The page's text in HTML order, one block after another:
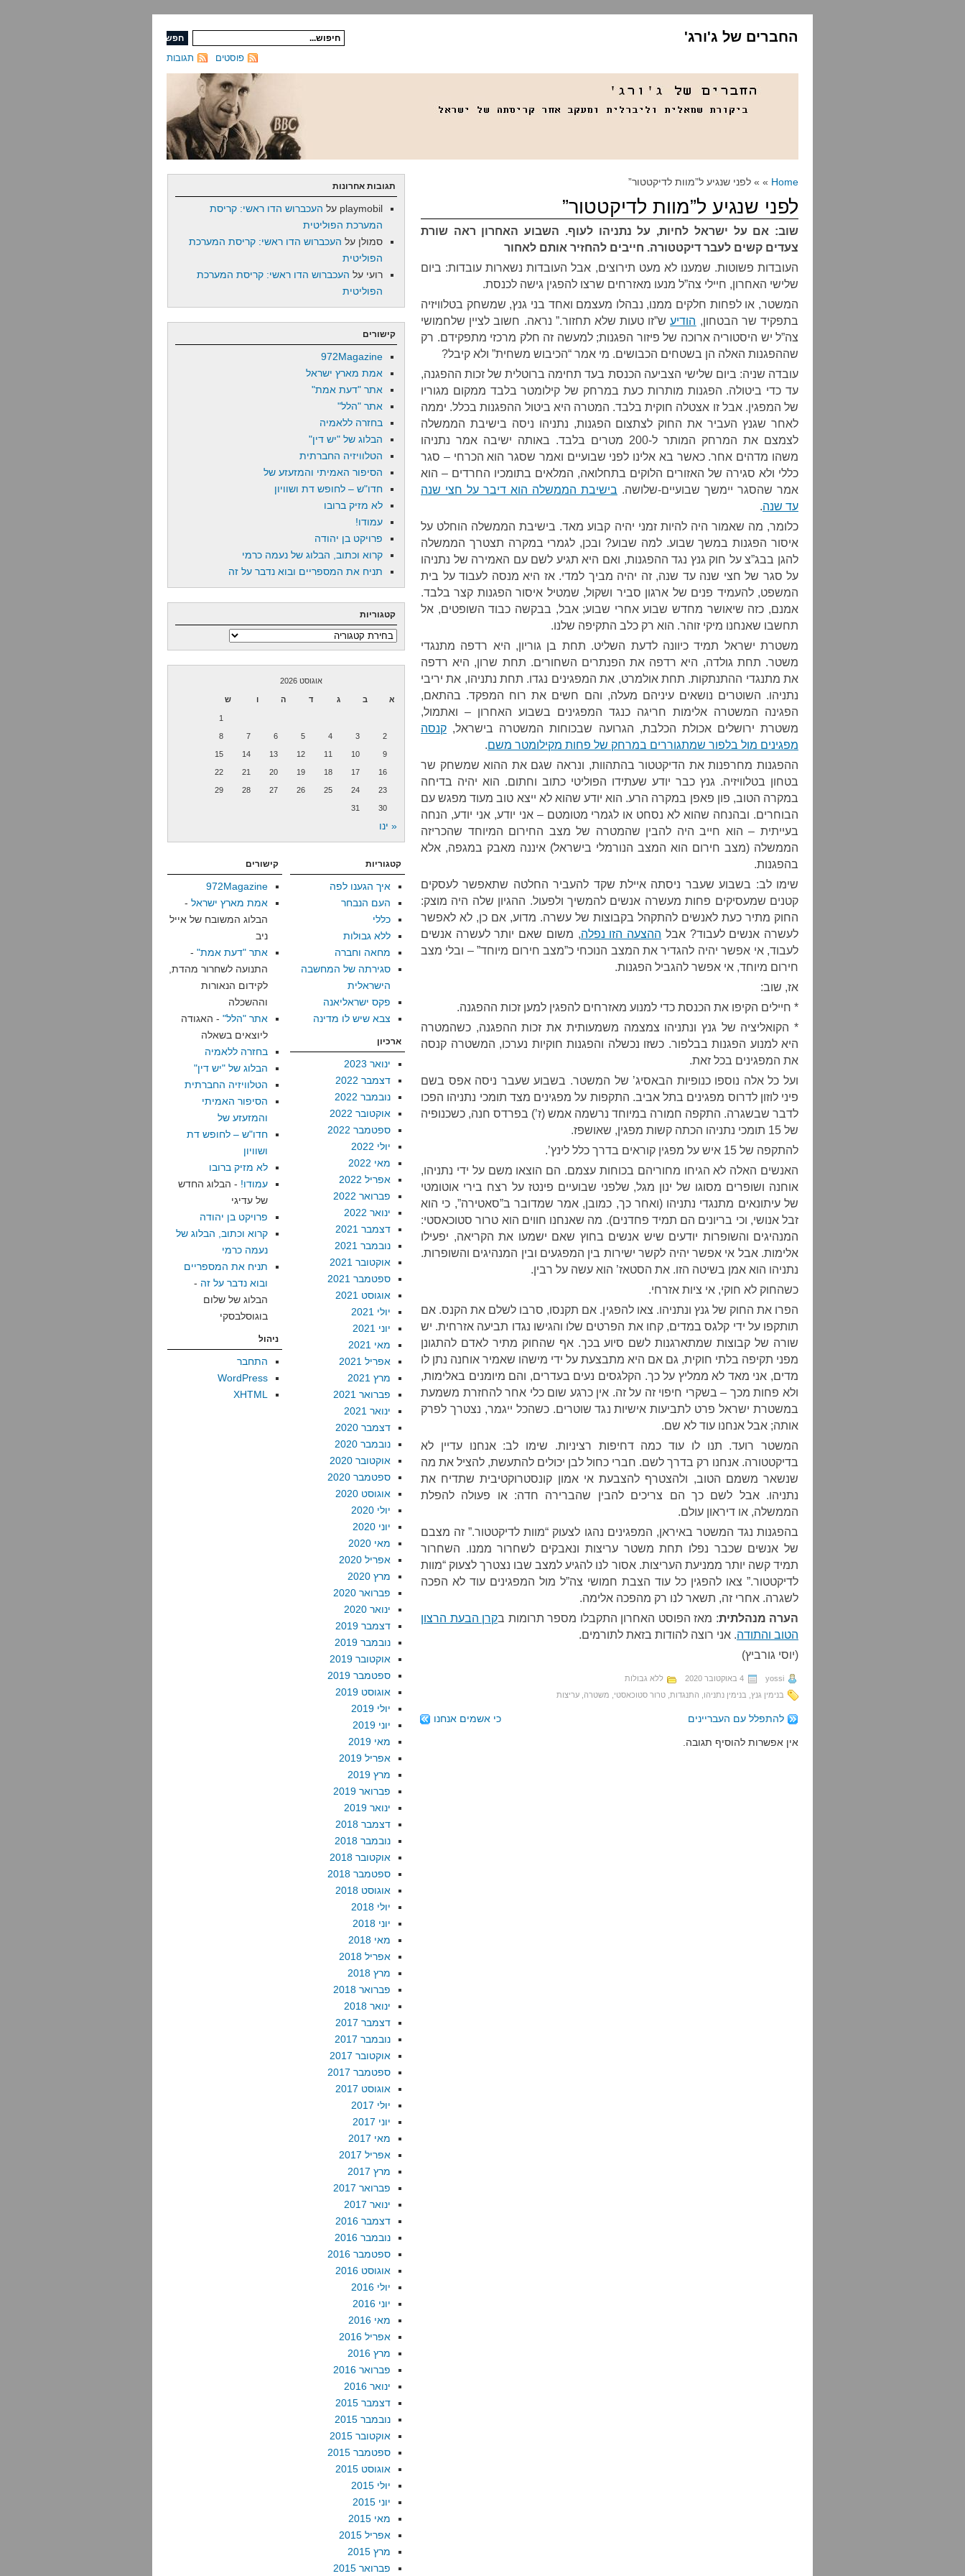
החברים של ג'ורג'
תגובות פוסטים
Home » » לפני שנגיע ל”מוות לדיקטטור”
לפני שנגיע ל”מוות לדיקטטור”
שוב: אם על ישראל לחיות, על נתניהו לעוף. השבוע האחרון ראה שורת
צעדים קשים לעבר דיקטטורה. חייבים להחזיר אותם לאחור
העובדות פשוטות. שמענו לא מעט תירוצים, אבל העובדות נשארות עובדות: ביום
שלישי האחרון, חיילי צה”ל מנעו מאזרחים שרצו להפגין גישה לכנסת.
המשטר, או לפחות חלקים ממנו, נבהלו מעצמם ואחד בני גנץ, שמשחק בטלוויזיה
בתפקיד שר הבטחון, הודיעש”זו טעות שלא תחזור.” נראה. חשוב לציין שלחמושי
צה”ל יש היסטוריה ארוכה של פיזור הפגנות; למעשה זה חלק מרכזי מתפקידם. רק
שההפגנות האלה הן בשטחים הכבושים. מי אמר “הכיבוש משחית” ולא קיבל?
עובדה שניה: ביום שלישי הצביעה הכנסת בעד תחימה ברוטלית של זכות ההפגנה,
עד כדי ביטולה. הפגנות מותרות כעת במרחק של קילומטר בלבד ממקום מגוריו
של המפגין. אבל זו אצטלה חוקית בלבד. המטרה היא ביטול ההפגנות בכלל. יממה
לאחר שגנץ העביר את החוק לצתצום הפגנות, נתניהו ניסה בישיבת הממשלה
לצמצם את המרחק המותר ל-200 מטרים בלבד. באותה ישיבה אמר נתניהו
משהו מדהים אחר. כאשר בא אלינו לפני שבועיים ואמר שסגר הוא הכרחי – סגר
כללי ולא סגירה של האזורים הלוקים בתחלואה, המלאים בתומכיו החרדים – הוא
אמר שהסגר יימשך שבועיים-שלושה. בישיבת הממשלה הוא דיבר על חצי שנה
עד שנה.
כלומר, מה שאמור היה להיות זמני יהיה קבוע מאד. בישיבת הממשלה הוחלט על
איסור הפגנות במשך שבוע. למה שבוע? ובכן, לגמרי במקרה תצטרך הממשלה
להגן בבג”צ על חוק גנץ נגד ההפגנות, ואם היא תגיע לשם עם האמירה של נתניהו
על סגר של חצי שנה עד שנה, זה יהיה מביך למדי. אז היא מנסה לעבוד על בית
המשפט, להעמיד פנים של ארגון סביר ושקול, שמטיל איסור הפגנות קצר בלבד.
אמנם, כזה שיאושר מחדש שבוע אחרי שבוע; אבל, בבקשה כבוד השופטים, אל
תחשבו שאנחנו מיקי זוהר. הוא רק כלב התקיפה שלנו.
משטרת ישראל תמיד כיוונה לדעת השליט. תחת בן גוריון, היא רדפה מתנגדי
משטר. תחת גולדה, היא רדפה את הפנתרים השחורים. תחת שרון, היא רדפה
את מתנגדי ההתנתקות. תחת אולמרט, את המפגינים נגדו. תחת נתניהו, את יריבי
נתניהו. השוטרים נושאים עיניהם מעלה, והם חשים את רוח המפקד. בהתאם,
הפגינה המשטרה אלימות חריגה כנגד המפגינים בשבוע האחרון – ואתמול,
משטרת ירושלים אכולת הכלבת, הגרועה שבכוחות המשטרה בישראל, קנסה
מפגינים מול בלפור שמתגוררים במרחק של פחות מקילומטר משם.
ההפגנות מחרפנות את הדיקטטור בהתהוות, ונראה שגם את ההוא שמשחק שר
בטחון בטלוויזיה. גנץ כבר יודע שעתידו הפוליטי כתוב וחתום. הוא יהיה בדיחה
במקרה הטוב, פון פאפן במקרה הרע. הוא יודע שהוא לא ייצא טוב מעוד מפגש עם
הבוחרים. ובהנחה שהוא לא נסחט או לגמרי מטומטם – אני יודע, אני יודע, הנחה
בעייתית – הוא חייב היה להבין שהמטרה של מצב החירום המיוחד שהכריזה
הממשלה (מצב חירום הוא המצב הנורמלי בישראל) איננה מאבק במגפה, אלא
בהפגנות.
שימו לב: בשבוע שעבר ניסתה איילת שקד להעביר החלטה שתאפשר לעסקים
קטנים שמעסיקים פחות מעשרה אנשים להמשיך ולפעול. ההגיון שלה היה מוצק:
החוק מתיר כעת לאנשים להתקהל בקבוצות של עשרה. מדוע, אם כן, לא לאפשר
לעשרה אנשים לעבוד? אבל ההצעה הזו נפלה, משום שאם יותר לעשרה אנשים
לעבוד, אי אפשר יהיה להגדיר את המצב הנוכחי כ”מצב חירום מיוחד” – ובלי מצב
חירום מיוחד, אי אפשר להגביל הפגנות.
אז, שוב:
* חיילים הקיפו את הכנסת כדי למנוע מאזרחים להפגין למען זכות ההפגנה.
* הקואליציה של גנץ ונתניהו צמצמה משמעותית את זכות ההפגנה, כשהמטרה
היא למנוע הפגנות בבלפור. כשזו נכשלה והפגנות חוקיות נערכו, המשטרה קנסה
את המפגינים בכל זאת.
ועל כל אלה נוספו כנופיות הבאסיג’ של המשטר. בשבוע שעבר ניסה אפס בשם
פיני לוזון לדרוס מפגינים בתל אביב. התקפות על מפגינים מצד תומכי נתניהו הפכו
לדבר שבשגרה. התקפה חמורה במיוחד נרשמה אמש (ז’) בפרדס חנה, כשכנופיה
של 15 תומכי נתניהו הכתה קשות מפגין, שאושפז.
להתקפה של 15 איש על מפגין קוראים בדרך כלל לינץ’.
האנשים האלה לא הגיחו מחוריהם בכוחות עצמם. הם הוצאו משם על ידי נתניהו,
אוחנה ושופרים מסוגו של ינון מגל, שלפני שבועיים פינטז על רצח בירי אוטומטי
של עיתונאים מתנגדי נתניהו (ואחר כך, כמובן, אמר שמדובר ב”סאטירה”, כי הוא
זבל אנושי, וכי בריונים הם תמיד פחדנים). מה שאנחנו חווים הוא טרור סטוכאסטי:
המנהיגים והשופרות יודעים שיש אנשים בחוץ שאם ישמעו את הקריאה, יפעילו
אלימות. אבל אי אפשר יהיה לקשר ישירות בין המפגעים ובין המנהיגים והשופרות.
נתניהו הוא אמן בשיטה הזו. את הסטאז’ הוא עשה על רבין.
כשהחוק לא חוקי, אי ציות אזרחי.
הפרו את החוק של גנץ ונתניהו. צאו להפגין. אם תקנסו, סרבו לשלם את הקנס. אם
תותקפו על ידי קלגס במדים, קחו את הפרטים שלו והגישו נגדו תביעה אזרחית. יש
שורה של קבוצות שמתארגנות לשם סיוע בכך. אף שהחוק מתיר לאדם להתגונן
מפני תקיפה בלתי חוקית, גם אם היא מתבצעת על ידי מישהו שאמיר אוחנה נתן לו
מדים, אני מאד לא ממליץ על כך. הקלגסים נעים בעדרים, והם מיומנים באלימות,
ולא פחות מכך – בשקרי חיפוי זה על זה. אין כרגע שום כלי אחר להחזרת משמעת
במשטרת ישראל פרט לתביעות אישיות נגד שוטרים. כשהכל ייגמר, נצטרך לפרק
אותה; אבל אנחנו עוד לא שם.
המשטר רועד. תנו לו עוד כמה דחיפות רציניות. שימו לב: אנחנו עדיין לא
בדיקטטורה. אנחנו רק בדרך לשם. חברי כחול לבן יכולים להתעשת, להציל את מה
שנשאר משמם הטוב, ולהצטרף להצבעת אי אמון קונסטרוקטיבית שתדיח את
נתניהו. אבל לשם כך הם צריכים להבין שהברירה חדה: או פעולה להפלת
הממשלה, או דיראון עולם.
בהפגנות נגד המשטר באיראן, המפגינים נהגו לצעוק “מוות לדיקטטור.” זה מצבם
של אנשים שכבר נפלו תחת משטר עריצות ונאבקים לשחרור ממנו. השחרור
תמיד קשה יותר ממניעת העריצות. אסור לנו להגיע למצב שבו נצטרך לצעוק “מוות
לדיקטטור.” צאו להפגין כל עוד הצבת חמושי צה”ל מול המפגינים עוד לא הפכה
לשגרה. אחרי זה, תשאר לנו רק מהפכה אלימה.
הערה מנהלתית: מאז הפוסט האחרון התקבלו מספר תרומות בקרן הבעת הרצון
הטוב והתודה. אני רוצה להודות בזאת לתורמים.
(יוסי גורביץ)
yossi 4 באוקטובר 2020
ללא גבולות
בנימין גנץ בנימין נתניהו התנגדות טרור סטוכאסטי משטרה עריצות
להתפלל עם העבריינים כי אשמים אנחנו
אין אפשרות להוסיף תגובה.
תגובות אחרונות
playmobil על העכברוש הדו ראשי: קריסת
המערכת הפוליטית
סמולן על העכברוש הדו ראשי: קריסת המערכת
הפוליטית
רועי על העכברוש הדו ראשי: קריסת המערכת
הפוליטית
קישורים
972Magazine
אמת מארץ ישראל
אתר "דעת אמת"
אתר "הלל"
בחזרה ללאמיה
הבלוג של "יש דין"
הטלוויזיה החברתית
הסיפור האמיתי והמזעזע של
חדו"ש – לחופש דת ושוויון
לא מזיק ברובו
עמודו!
פרויקט בן יהודה
קרוא וכתוב, הבלוג של נעמה כרמי
תניח את המספריים ובוא נדבר על זה
קטגוריות
קטגוריות
אוגוסט 2026
א ב ג ד ה ו ש
1
2
3
4
5
6
7
8
9
10
11
12
13
14
15
16
17
18
19
20
21
22
23
24
25
26
27
28
29
30
31
« ינו
קטגוריות
איך הגענו לפה
העם הנבחר
כללי
ללא גבולות
מחאה וחברה
סגירתה של המחשבה
הישראלית
פקס ישראליאנה
צבא שיש לו מדינה
ארכיון
ינואר 2023
דצמבר 2022
נובמבר 2022
אוקטובר 2022
ספטמבר 2022
יולי 2022
מאי 2022
אפריל 2022
פברואר 2022
ינואר 2022
דצמבר 2021
נובמבר 2021
אוקטובר 2021
ספטמבר 2021
אוגוסט 2021
יולי 2021
יוני 2021
מאי 2021
אפריל 2021
מרץ 2021
פברואר 2021
ינואר 2021
דצמבר 2020
נובמבר 2020
אוקטובר 2020
ספטמבר 2020
אוגוסט 2020
יולי 2020
יוני 2020
מאי 2020
אפריל 2020
מרץ 2020
פברואר 2020
ינואר 2020
דצמבר 2019
נובמבר 2019
אוקטובר 2019
ספטמבר 2019
אוגוסט 2019
יולי 2019
יוני 2019
מאי 2019
אפריל 2019
מרץ 2019
פברואר 2019
ינואר 2019
דצמבר 2018
נובמבר 2018
אוקטובר 2018
ספטמבר 2018
אוגוסט 2018
יולי 2018
יוני 2018
מאי 2018
אפריל 2018
מרץ 2018
פברואר 2018
ינואר 2018
דצמבר 2017
נובמבר 2017
אוקטובר 2017
ספטמבר 2017
אוגוסט 2017
יולי 2017
יוני 2017
מאי 2017
אפריל 2017
מרץ 2017
פברואר 2017
ינואר 2017
דצמבר 2016
נובמבר 2016
ספטמבר 2016
אוגוסט 2016
יולי 2016
יוני 2016
מאי 2016
אפריל 2016
מרץ 2016
פברואר 2016
ינואר 2016
דצמבר 2015
נובמבר 2015
אוקטובר 2015
ספטמבר 2015
אוגוסט 2015
יולי 2015
יוני 2015
מאי 2015
אפריל 2015
מרץ 2015
פברואר 2015
קישורים
972Magazine
אמת מארץ ישראל -
הבלוג המשובח של אייל
ניב
אתר "דעת אמת" -
התנועה לשחרור מהדת,
לקידום הנאורות
וההשכלה
אתר "הלל" - האגודה
ליוצאים בשאלה
בחזרה ללאמיה
הבלוג של "יש דין"
הטלוויזיה החברתית
הסיפור האמיתי
והמזעזע של
חדו"ש – לחופש דת
ושוויון
לא מזיק ברובו
עמודו! - הבלוג החדש
של עדיגי
פרויקט בן יהודה
קרוא וכתוב, הבלוג של
נעמה כרמי
תניח את המספריים
ובוא נדבר על זה -
הבלוג של שלום
בוגוסלבסקי
ניהול
התחבר
WordPress
XHTML